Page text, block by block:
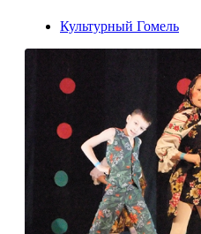
Культурный Гомель